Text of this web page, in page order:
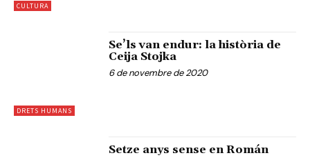
CULTURA
DRETS HUMANS
Se’ls van endur: la història de
Ceija Stojka
6 de novembre de 2020
Setze anys sense en Román